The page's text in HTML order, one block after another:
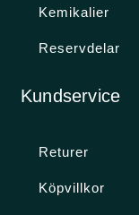
Kemikalier
Reservdelar
Kundservice
Returer
Köpvillkor